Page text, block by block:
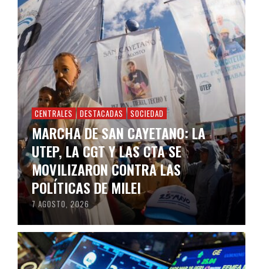
CENTRALES DESTACADAS SOCIEDAD
MARCHA DE SAN CAYETANO: LA
UTEP, LA CGT Y LAS CTA SE
MOVILIZARON CONTRA LAS
POLÍTICAS DE MILEI
7 AGOSTO, 2026